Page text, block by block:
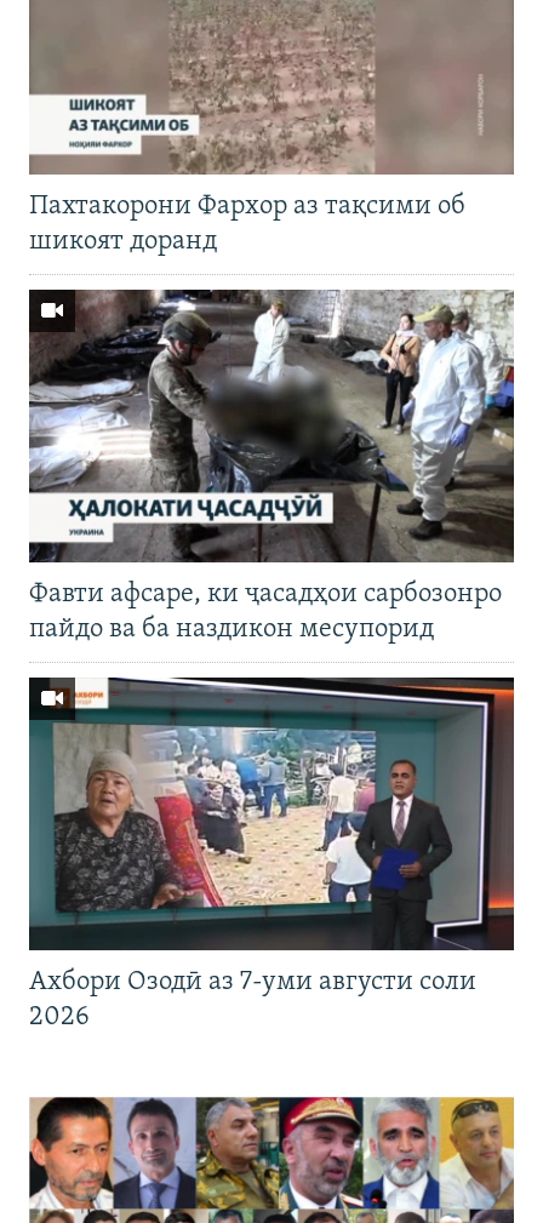
Пахтакорони Фархор аз тақсими об
шикоят доранд
Фавти афсаре, ки ҷасадҳои сарбозонро
пайдо ва ба наздикон месупорид
Ахбори Озодӣ аз 7-уми августи соли
2026